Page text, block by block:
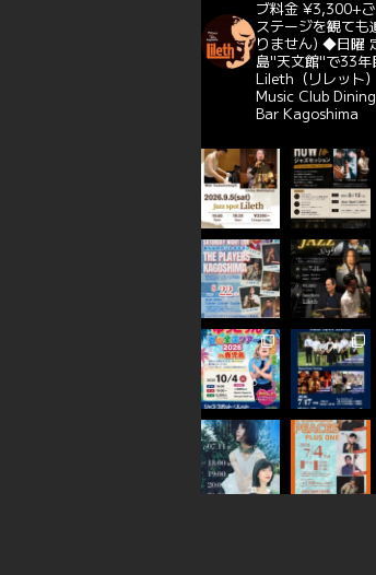
ブ料金 ¥3,300+
ステージを観ても
りません) ◆日曜
島"天文館"で33
Lileth（リレット）
Music Club
Bar Kagoshima